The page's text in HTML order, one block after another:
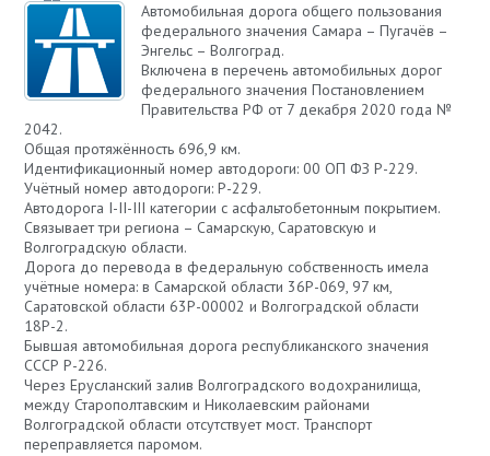
Автомобильная дорога общего пользования
федерального значения Самара – Пугачёв –
Энгельс – Волгоград.
Включена в перечень автомобильных дорог
федерального значения Постановлением
Правительства РФ от 7 декабря 2020 года №
2042.
Общая протяжённость 696,9 км.
Идентификационный номер автодороги: 00 ОП ФЗ Р-229.
Учётный номер автодороги: Р-229.
Автодорога I-II-III категории с асфальтобетонным покрытием.
Связывает три региона – Самарскую, Саратовскую и
Волгоградскую области.
Дорога до перевода в федеральную собственность имела
учётные номера: в Самарской области 36Р-069, 97 км,
Саратовской области 63Р-00002 и Волгоградской области
18Р-2.
Бывшая автомобильная дорога республиканского значения
СССР Р-226.
Через Ерусланский залив Волгоградского водохранилища,
между Старополтавским и Николаевским районами
Волгоградской области отсутствует мост. Транспорт
переправляется паромом.